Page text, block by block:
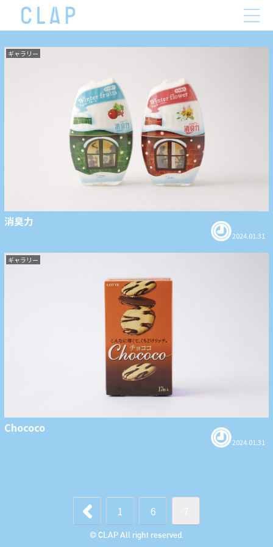
ギャラリー
ギャラリー
消臭力
2024.01.31
ギャラリー
Chococo
2024.01.31
前
へ
1 6
© CLAP All right reserved.